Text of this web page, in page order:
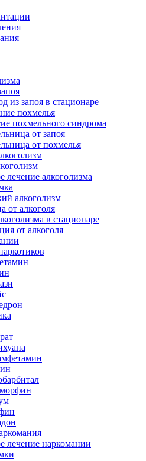
из запоя в стационаре
похмелья
похмельного синдрома
от запоя
от похмелья
лечение алкоголизма
алкоголизм
от алкоголя
в стационаре
от алкоголя
лечение наркомании